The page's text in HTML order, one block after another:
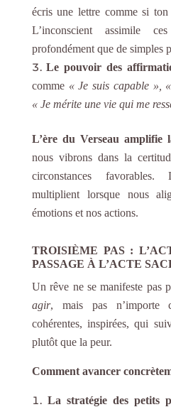
écris une lettre comme si
L’inconscient assimile
profondément que de simples
Le pouvoir des
comme « Je suis capable »,
« Je mérite une vie qui me
L’ère du Verseau amplifie
nous vibrons dans la
circonstances
multiplient lorsque nous
émotions et nos actions.
TROISIÈME PAS : L’A
PASSAGE À L’ACTE S
Un rêve ne se manifeste pas
agir, mais pas n’importe
cohérentes, inspirées, qui
plutôt que la peur.
Comment avancer
La stratégie des petits